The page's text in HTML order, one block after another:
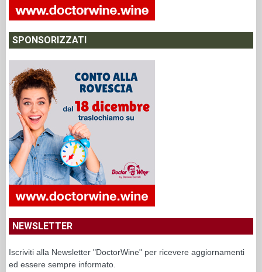
SPONSORIZZATI
NEWSLETTER
Iscriviti alla Newsletter "DoctorWine" per ricevere aggiornamenti
ed essere sempre informato.